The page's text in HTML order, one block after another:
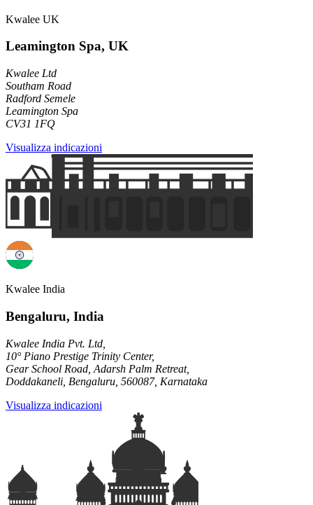
Kwalee UK
Leamington Spa, UK
Kwalee Ltd
Southam Road
Radford Semele
Leamington Spa
CV31 1FQ
Visualizza indicazioni
Kwalee India
Bengaluru, India
Kwalee India Pvt. Ltd,
10° Piano Prestige Trinity Center,
Gear School Road, Adarsh Palm Retreat,
Doddakaneli, Bengaluru, 560087, Karnataka
Visualizza indicazioni